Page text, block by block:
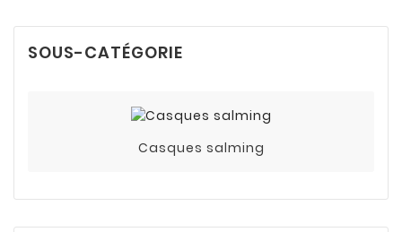
SOUS-CATÉGORIE
Casques salming